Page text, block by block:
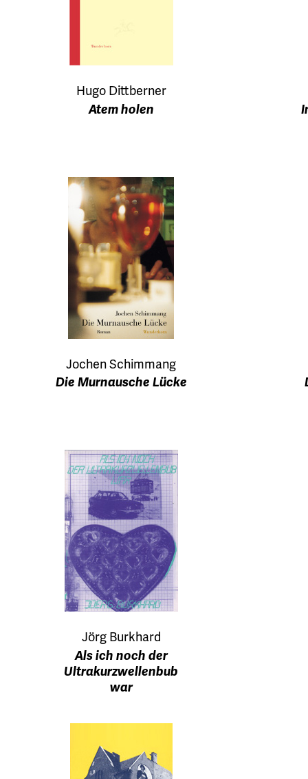
Hugo Dittberner
Atem holen
Jochen Schimmang
Die Murnausche Lücke
Jörg Burkhard
Als ich noch der
Ultrakurzwellenbub
war